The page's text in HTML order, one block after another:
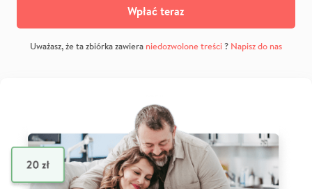
Wpłać teraz
Uważasz, że ta zbiórka zawiera niedozwolone treści? Napisz do nas